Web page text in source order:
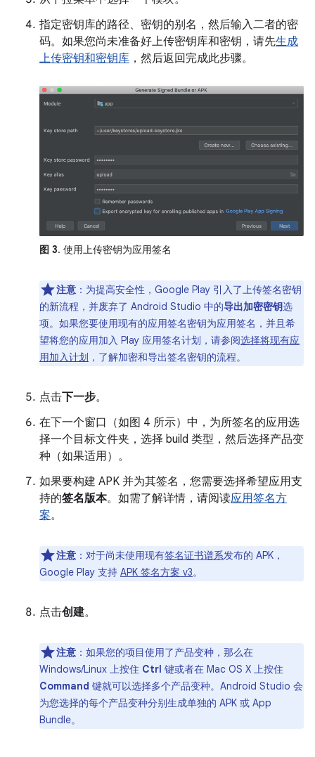
指定密钥库的路径、密钥的别名，然后输入二者的密
码。如果您尚未准备好上传密钥库和密钥，请先生成
上传密钥和密钥库 ，然后返回完成此步骤。
图 3. 使用上传密钥为应用签名
注意 ：为提高安全性，Google Play 引入了上传签名密钥
的新流程，并废弃了 Android Studio 中的导出加密密钥选
项。如果您要使用现有的应用签名密钥为应用签名，并且希
望将您的应用加入 Play 应用签名计划，请参阅选择将现有应
用加入计划 ，了解加密和导出签名密钥的流程。
点击下一步。
在下一个窗口（如图 4 所示）中，为所签名的应用选
择一个目标文件夹，选择 build 类型，然后选择产品变
种（如果适用）。
如果要构建 APK 并为其签名，您需要选择希望应用支
持的签名版本。如需了解详情，请阅读应用签名方
案。
注意 ：对于尚未使用现有签名证书谱系发布的 APK，
Google Play 支持 APK 签名方案 v3。
点击创建。
注意 ：如果您的项目使用了产品变种，那么在
Windows/Linux 上按住 Ctrl 键或者在 Mac OS X 上按住
Command 键就可以选择多个产品变种。Android Studio 会
为您选择的每个产品变种分别生成单独的 APK 或 App
Bundle。